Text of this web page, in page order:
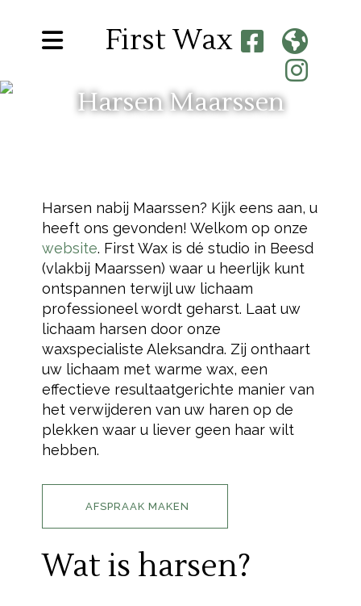
First Wax
Harsen Maarssen
Harsen nabij Maarssen? Kijk eens aan, u
heeft ons gevonden! Welkom op onze
website. First Wax is dé studio in Beesd
(vlakbij Maarssen) waar u heerlijk kunt
ontspannen terwijl uw lichaam
professioneel wordt geharst. Laat uw
lichaam harsen door onze
waxspecialiste Aleksandra. Zij onthaart
uw lichaam met warme wax, een
effectieve resultaatgerichte manier van
het verwijderen van uw haren op de
plekken waar u liever geen haar wilt
hebben.
AFSPRAAK MAKEN
Wat is harsen?